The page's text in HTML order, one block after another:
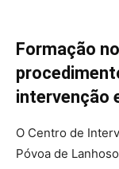
Formação
intervenção
O Centro de
Póvoa de